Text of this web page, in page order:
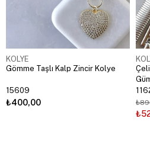
KOLYE
Gömme Taşlı Kalp Zincir Kolye
15609
₺400,00